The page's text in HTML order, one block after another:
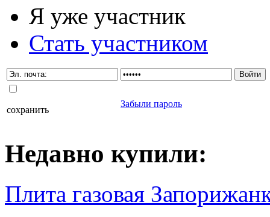
Я уже участник
Стать участником
сохранить
Забыли пароль
Недавно купили:
Плита газовая